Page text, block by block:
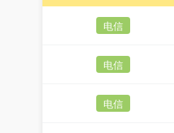
电信
电信
电信